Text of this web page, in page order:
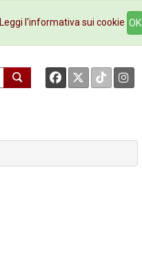
Contatti
Leggi l'informativa sui cookie OK